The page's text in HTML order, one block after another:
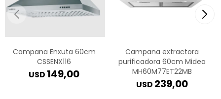
Campana Enxuta 60cm
CSSENX116
USD 149,00
Campana extractora
purificadora 60cm Midea
MH60M77ET22MB
USD 239,00